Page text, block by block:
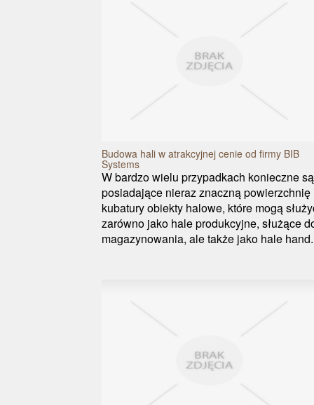
Budowa hali w atrakcyjnej cenie od firmy BIB
Systems
W bardzo wielu przypadkach konieczne są
posiadające nieraz znaczną powierzchnię
kubatury obiekty halowe, które mogą
zarówno jako hale produkcyjne, służące
magazynowania, ale także jako hale